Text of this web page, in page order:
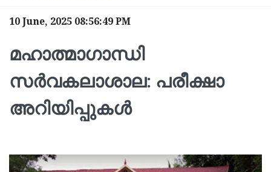
10 June, 2025 08:56:49 PM
മഹാത്മാഗാന്ധി
സർവകലാശാല: പരീക്ഷാ
അറിയിപ്പുകൾ